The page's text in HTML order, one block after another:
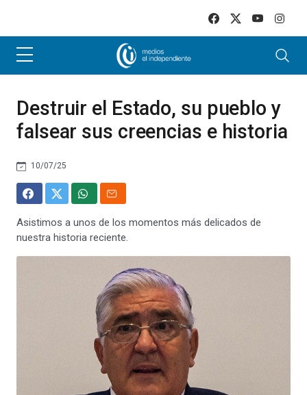
Destruir el Estado, su pueblo y
falsear sus creencias e historia
10/07/25
Asistimos a unos de los momentos más delicados de
nuestra historia reciente.